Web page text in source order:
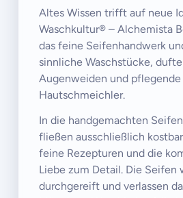
Altes Wissen trifft auf neue
Waschkultur® – Alchemista
das feine Seifenhandwerk
sinnliche Waschstücke,
Augenweiden und pflegende
Hautschmeichler.
In die handgemachten
fließen ausschließlich
feine Rezepturen und die
Liebe zum Detail. Die Seifen
durchgereift und verlassen